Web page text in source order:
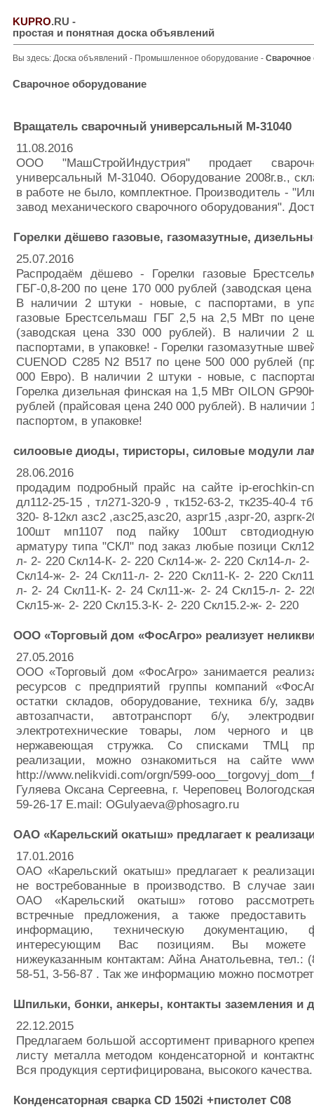
KUPRO.RU -
простая и понятная доска объявлений
Вы здесь: Доска объявлений - Промышленное оборудование - Сварочное
Сварочное оборудование
Вращатель сварочный универсальный М-31040
11.08.2016
ООО "МашСтройИндустрия" продает
универсальный М-31040. Оборудование 2008г.в.,
в работе не было, комплектное. Производитель -
завод механического сварочного оборудования".
Горелки дёшево газовые, газомазутные,
25.07.2016
Распродаём дёшево - Горелки газовые
ГБГ-0,8-200 по цене 170 000 рублей (заводская
В наличии 2 штуки - новые, с паспортами, в
газовые Брестсельмаш ГБГ 2,5 на 2,5 МВт по
(заводская цена 330 000 рублей). В наличии 2
паспортами, в упаковке! - Горелки газомазутные
CUENOD C285 N2 B517 по цене 500 000 рублей
000 Евро). В наличии 2 штуки - новые, с
Горелка дизельная финская на 1,5 МВт OILON
рублей (прайсовая цена 240 000 рублей). В наличии
паспортом, в упаковке!
силоовые диоды, тиристоры, силовые модули
28.06.2016
продадим подробный прайс на сайте ip-erochkin-
дл112-25-15 , тл271-320-9 , тк152-63-2, тк235-40-4
320- 8-12кл азс2 ,азс25,азс20, азрг15 ,азрг-20, азргк-
100шт мп1107 под пайку 100шт
арматуру типа "СКЛ" под заказ любые позици
л- 2- 220 Скл14-К- 2- 220 Скл14-ж- 2- 220 Скл14-л-
Скл14-ж- 2- 24 Скл11-л- 2- 220 Скл11-К- 2- 220
л- 2- 24 Скл11-К- 2- 24 Скл11-ж- 2- 24 Скл15-л- 2-
Скл15-ж- 2- 220 Скл15.3-К- 2- 220 Скл15.2-ж- 2- 220
ООО «Торговый дом «ФосАгро» реализует
27.05.2016
ООО «Торговый дом «ФосАгро» занимается
ресурсов с предприятий группы компаний
остатки складов, оборудование, техника б/у,
автозапчасти, автотранспорт б/у,
электротехнические товары, лом черного и
нержавеющая стружка. Со списками ТМЦ
реализации, можно ознакомиться на сайте
http://www.nelikvidi.com/orgn/599-
Гуляева Оксана Сергеевна, г. Череповец
59-26-17 E.mail: OGulyaeva@phosagro.ru
ОАО «Карельский окатыш» предлагает к
17.01.2016
ОАО «Карельский окатыш» предлагает к
не востребованные в производство. В случае
ОАО «Карельский окатыш» готово
встречные предложения, а также предоставить
информацию, техническую документацию,
интересующим Вас позициям. Вы можете
нижеуказанным контактам: Айна Анатольевна, тел.:
58-51, 3-56-87 . Так же информацию можно
Шпильки, бонки, анкеры, контакты заземления и
22.12.2015
Предлагаем большой ассортимент приварного
листу металла методом конденсаторной и
Вся продукция сертифицирована, высокого качества.
Конденсаторная сварка СD 1502i +пистолет C08